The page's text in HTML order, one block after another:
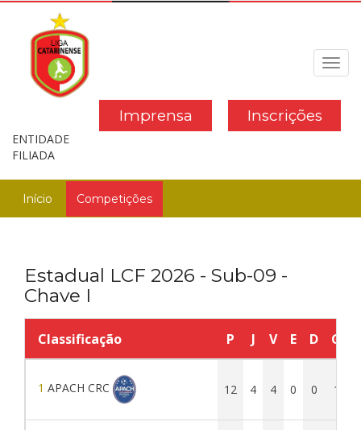
Inscrições
Imprensa
ENTIDADE
FILIADA
Início Competições
Estadual LCF 2026 - Sub-09 -
Chave I
Classificação P J V E D GP
1 APACH CRC 12 4 4 0 0 13